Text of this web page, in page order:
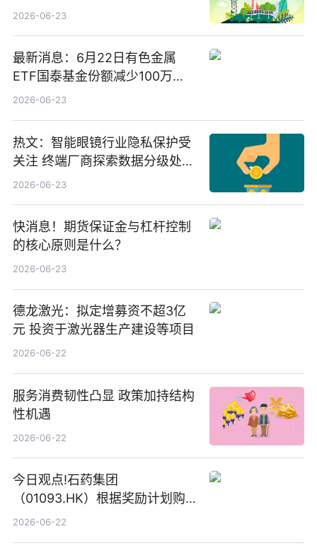
业务少数股权
2026-06-23
最新消息：6月22日有色金属
ETF国泰基金份额减少100万
份，重仓股紫金矿业、洛阳钼
2026-06-23
热文：智能眼镜行业隐私保护受
关注 终端厂商探索数据分级处理
等方案
2026-06-23
快消息！期货保证金与杠杆控制
的核心原则是什么？
2026-06-23
德龙激光：拟定增募资不超3亿
元 投资于激光器生产建设等项目
2026-06-22
服务消费韧性凸显 政策加持结构
性机遇
2026-06-22
今日观点!石药集团
（01093.HK）根据奖励计划购
回580万股
2026-06-22